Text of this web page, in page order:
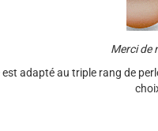
Merci de
adapté au triple rang de